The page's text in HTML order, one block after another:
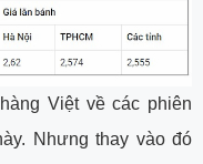
Việt về các phiên
Nhưng thay vào đó